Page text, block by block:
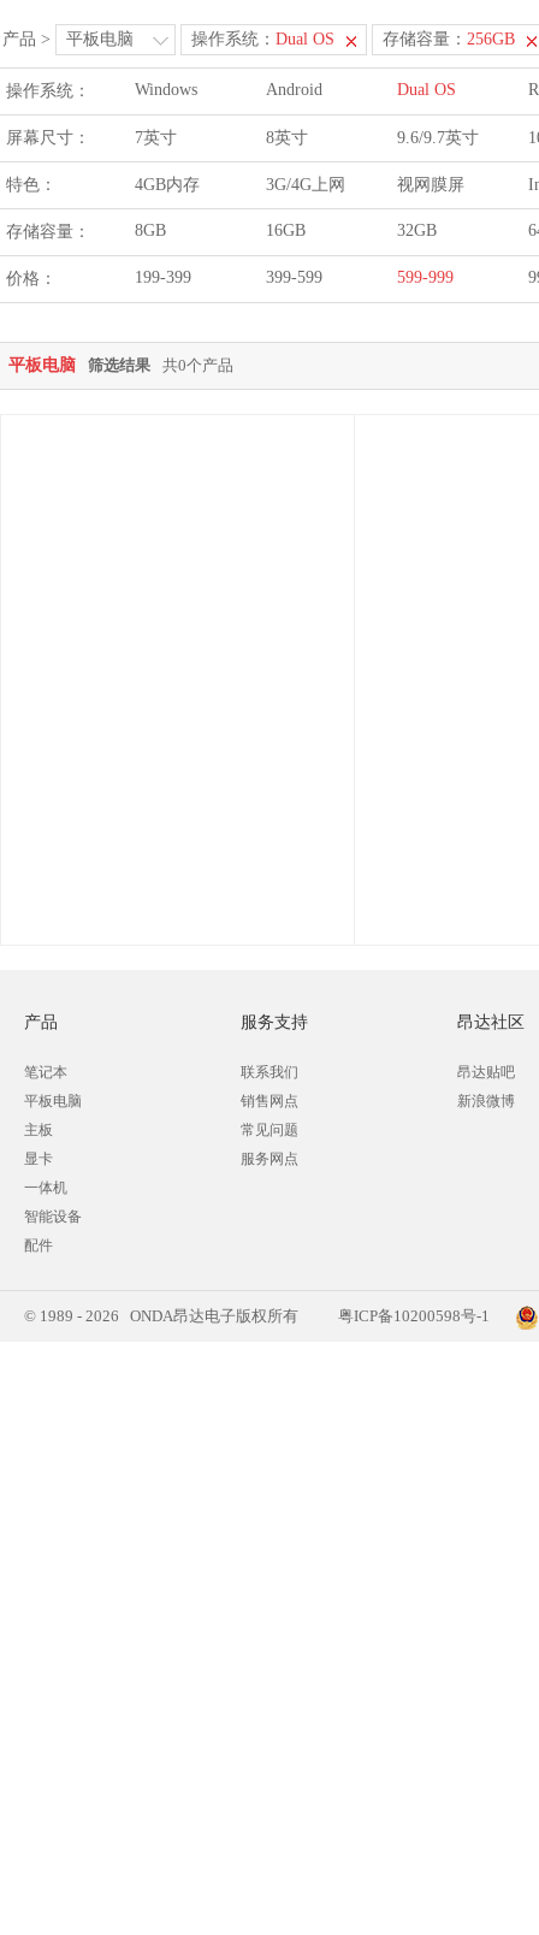
产品 > 平板电脑 操作系统： Dual OS 存储容量： 256GB
操作系统： Windows Android Dual OS
屏幕尺寸： 7英寸 8英寸 9.6/9.7英寸
特色： 4GB内存 3G/4G上网 视网膜屏
存储容量： 8GB 16GB 32GB
价格： 199-399 399-599 599-999
平板电脑 筛选结果 共0个产品
产品
笔记本
平板电脑
主板
显卡
一体机
智能设备
配件
服务支持
联系我们
销售网点
常见问题
服务网点
昂达社区
昂达贴吧
新浪微博
© 1989 - 2026 ONDA昂达电子版权所有 粤ICP备10200598号-1